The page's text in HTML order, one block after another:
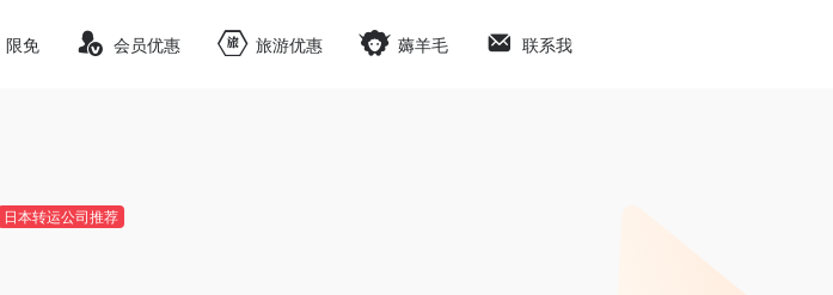
限免 会员优惠 旅游优惠 薅羊毛 联系我
日本转运公司推荐